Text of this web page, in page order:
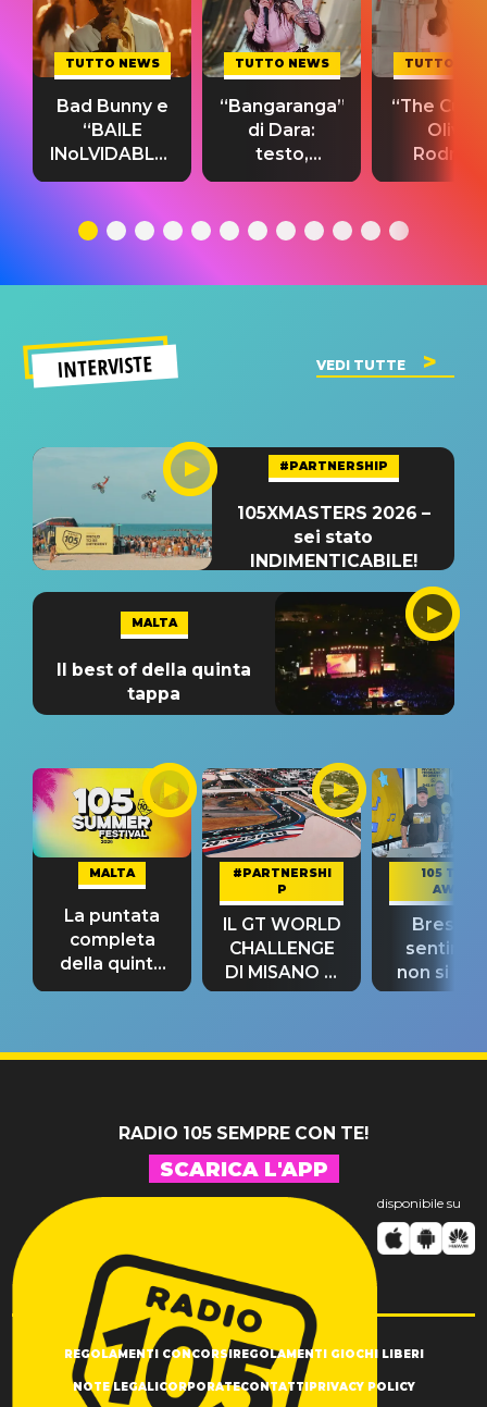
TUTTO NEWS
Bad Bunny e
“BAILE
INoLVIDABLE”:
testo,
significato
TUTTO NEWS
“Bangaranga”
di Dara:
testo,
traduzione e
del singolo
TUTTO
“The
Olivia
testo,
INTERVISTE VEDI TUTTE
#PARTNERSHIP
105XMASTERS 2026 –
sei stato
INDIMENTICABILE!
MALTA
Il best of della quinta
tappa
MALTA
La puntata
completa
della quinta
tappa
#PARTNERSHI
P
IL GT WORLD
CHALLENGE
DI MISANO si
riconferma
105 TAKE
AWAY
Bresh:
non si
fino alla
RADIO 105 SEMPRE CON TE!
SCARICA L'APP
disponibile su
REGOLAMENTI CONCORSIREGOLAMENTI GIOCHI LIBERI
NOTE LEGALICORPORATECONTATTIPRIVACY POLICY